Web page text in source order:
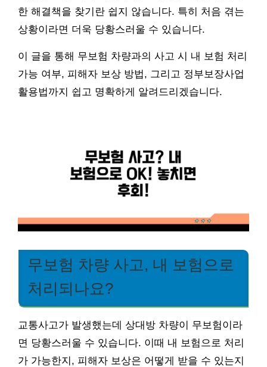
한 해결책을 찾기란 쉽지 않습니다. 특히 처음 겪는
상황이라면 더욱 당황스러울 수 있습니다.
이 글을 통해 무보험 차량과의 사고 시 내 보험 처리
가능 여부, 피해자 보상 방법, 그리고 정부보장사업
활용법까지 쉽고 명확하게 알려드리겠습니다.
무보험 차량 사고, 내 보험으로
처리되나요?
교통사고가 발생했는데 상대방 차량이 무보험이라
면 당황스러울 수 있습니다. 이때 내 보험으로 처리
가 가능한지, 피해자 보상은 어떻게 받을 수 있는지